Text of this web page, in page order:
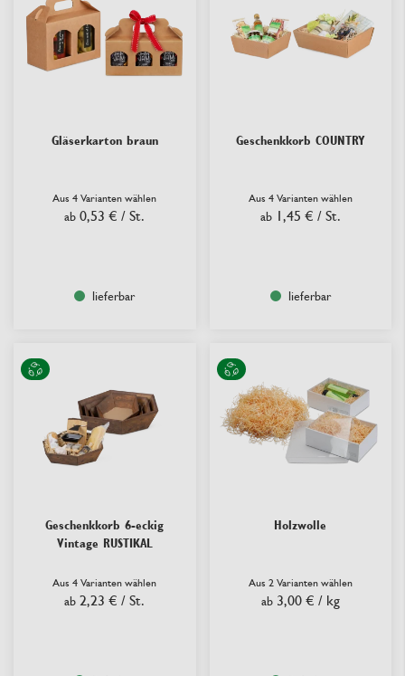
Gläserkarton braun
Aus 4 Varianten wählen
ab 0,53 € / St.
lieferbar
Geschenkkorb COUNTRY
Aus 4 Varianten wählen
ab 1,45 € / St.
lieferbar
Geschenkkorb 6-eckig
Vintage RUSTIKAL
Aus 4 Varianten wählen
ab 2,23 € / St.
Holzwolle
Aus 2 Varianten wählen
ab 3,00 € / kg